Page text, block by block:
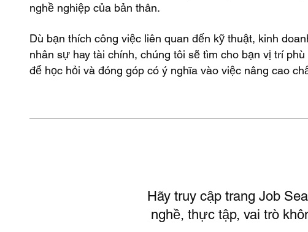
nghề nghiệp của bản thân.
Dù bạn thích công việc liên quan đến kỹ thuật, kinh
nhân sự hay tài chính, chúng tôi sẽ tìm cho bạn vị trí
để học hỏi và đóng góp có ý nghĩa vào việc nâng cao
Hãy truy cập trang Job
nghề, thực tập, vai trò